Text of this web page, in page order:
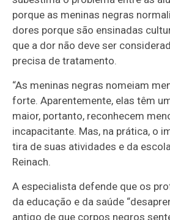
porque as meninas negras
dores porque são ensinadas
que a dor não deve ser
precisa de tratamento.
“As meninas negras nomeiam
forte. Aparentemente, elas têm
maior, portanto, reconhecem
incapacitante. Mas, na prática, o
tira de suas atividades e da
Reinach.
A especialista defende que os
da educação e da saúde
antigo de que corpos negros